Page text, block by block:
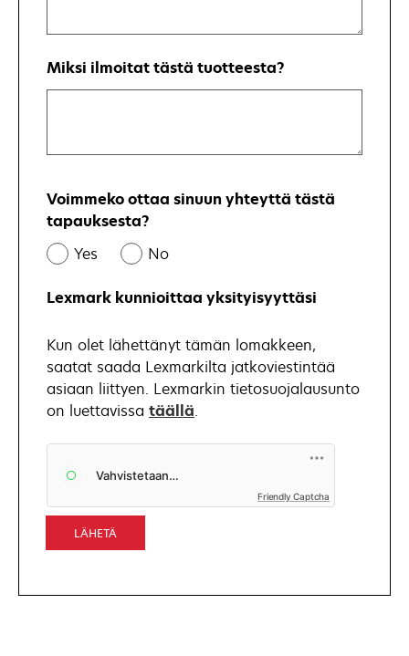
Miksi ilmoitat tästä tuotteesta?
Voimmeko ottaa sinuun yhteyttä tästä
tapauksesta?
Yes
No
Lexmark kunnioittaa yksityisyyttäsi
Kun olet lähettänyt tämän lomakkeen,
saatat saada Lexmarkilta jatkoviestintää
asiaan liittyen. Lexmarkin tietosuojalausunto
on luettavissa täällä.
Friendly Captchain
a
LÄHETÄ